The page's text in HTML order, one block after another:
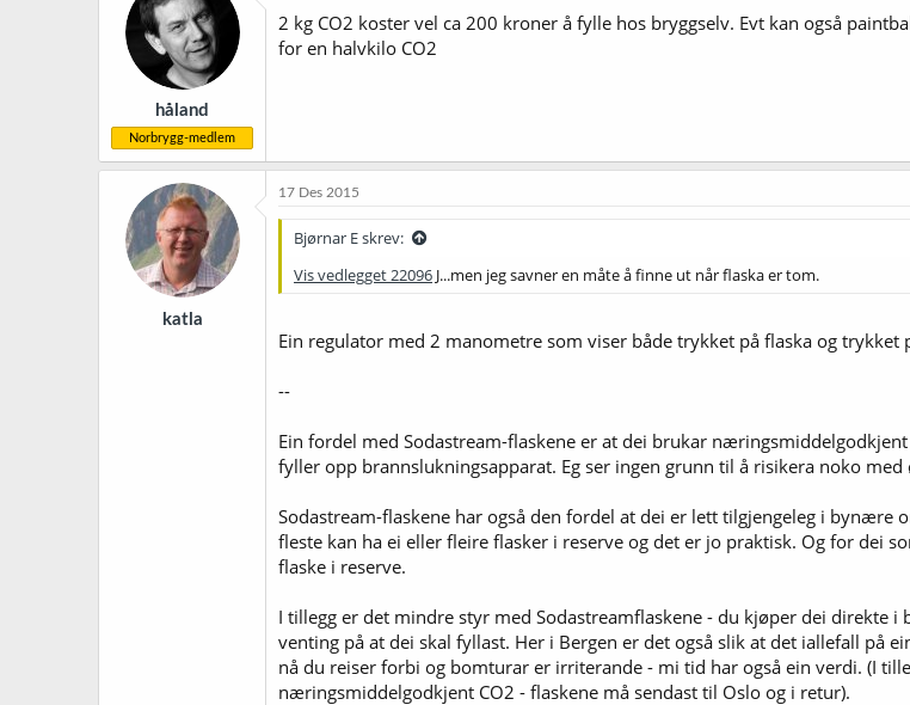
håland
Norbrygg-medlem
2 kg CO2 koster vel ca 200 kroner å fylle hos bryggselv. Evt kan også
for en halvkilo CO2
katla
17 Des 2015
Bjørnar E skrev:
Vis vedlegget 22096 J...men jeg savner en måte å finne ut når flaska er tom.
Ein regulator med 2 manometre som viser både trykket på flaska og trykket
--
Ein fordel med Sodastream-flaskene er at dei brukar
fyller opp brannslukningsapparat. Eg ser ingen grunn til å risikera noko
Sodastream-flaskene har også den fordel at dei er lett tilgjengeleg i bynære
fleste kan ha ei eller fleire flasker i reserve og det er jo praktisk. Og for dei
flaske i reserve.
I tillegg er det mindre styr med Sodastreamflaskene - du kjøper dei direkte
venting på at dei skal fyllast. Her i Bergen er det også slik at det iallefall på
nå du reiser forbi og bomturar er irriterande - mi tid har også ein verdi. (I
næringsmiddelgodkjent CO2 - flaskene må sendast til Oslo og i retur).